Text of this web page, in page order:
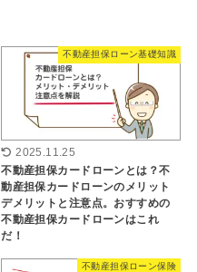
不動産担保ローン基礎知識
2025.11.25
不動産担保カードローンとは？不
動産担保カードローンのメリット
デメリットと注意点。おすすめの
不動産担保カードローンはこれ
だ！
不動産担保ローン保険